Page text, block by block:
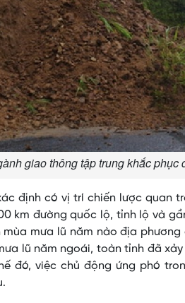
giao thông tập trung khắc phục
định có vị trí chiến lược quan
km đường quốc lộ, tỉnh lộ và
mưa lũ năm nào địa
lũ năm ngoái, toàn tỉnh đã
đó, việc chủ động ứng phó